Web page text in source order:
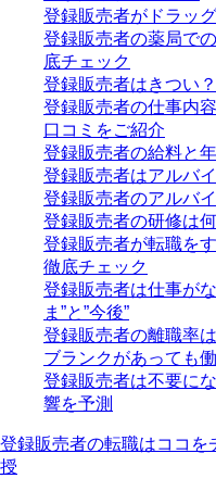
登録販売者がドラッ
登録販売者の薬局で
底チェック
登録販売者はきつい
登録販売者の仕事内
口コミをご紹介
登録販売者の給料と
登録販売者はアルバ
登録販売者のアルバ
登録販売者の研修は
登録販売者が転職を
徹底チェック
登録販売者は仕事が
ま”と”今後”
登録販売者の離職率
ブランクがあっても
登録販売者は不要に
響を予測
登録販売者の転職はココ
授